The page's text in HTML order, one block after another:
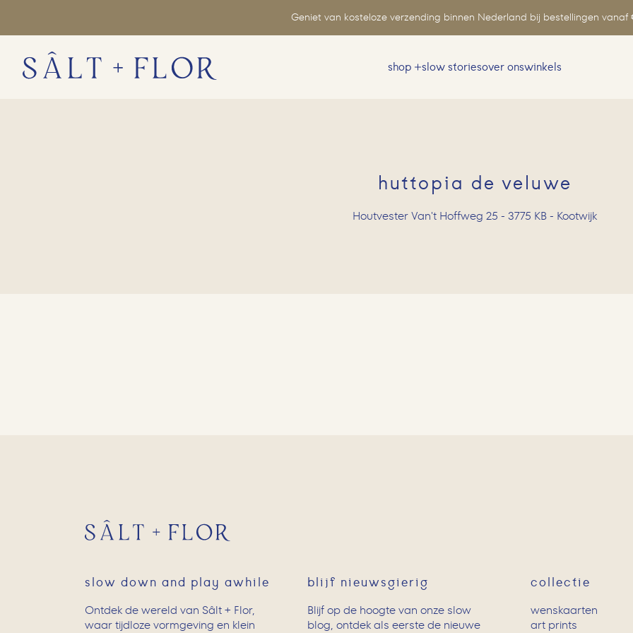
Geniet van kosteloze verzending binnen Nederland bij bestellingen vanaf
shop slow storiesover onswinkels
huttopia de veluwe
Houtvester Van't Hoffweg 25 - 3775 KB - Kootwijk
slow down and play awhile
Ontdek de wereld van Sâlt + Flor,
waar tijdloze vormgeving en klein
blijf nieuwsgierig
Blijf op de hoogte van onze slow
blog, ontdek als eerste de nieuwe
collectie
wenskaarten
art prints